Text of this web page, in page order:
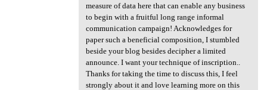
measure of data here that can enable any business
to begin with a fruitful long range informal
communication campaign! Acknowledges for
paper such a beneficial composition, I stumbled
beside your blog besides decipher a limited
announce. I want your technique of inscription..
Thanks for taking the time to discuss this, I feel
strongly about it and love learning more on this